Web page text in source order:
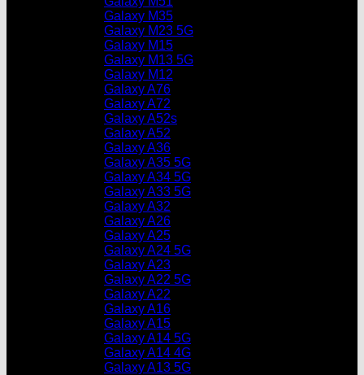
Galaxy M35
Galaxy M23 5G
Galaxy M15
Galaxy M13 5G
Galaxy M12
Galaxy A76
Galaxy A72
Galaxy A52s
Galaxy A52
Galaxy A36
Galaxy A35 5G
Galaxy A34 5G
Galaxy A33 5G
Galaxy A32
Galaxy A26
Galaxy A25
Galaxy A24 5G
Galaxy A23
Galaxy A22 5G
Galaxy A22
Galaxy A16
Galaxy A15
Galaxy A14 5G
Galaxy A14 4G
Galaxy A13 5G